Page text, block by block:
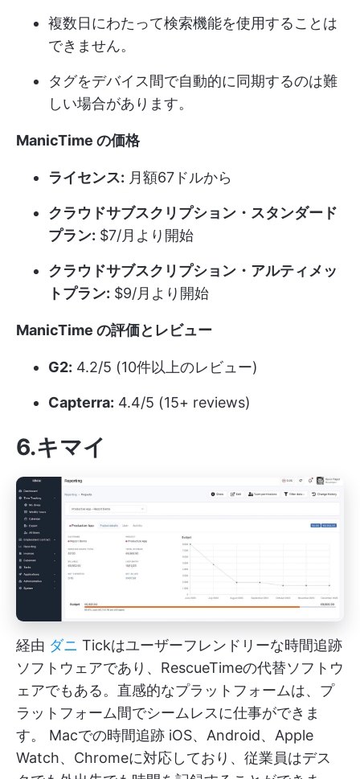
複数日にわたって検索機能を使用することは
できません。
タグをデバイス間で自動的に同期するのは難
しい場合があります。
ManicTime の価格
ライセンス: 月額67ドルから
クラウドサブスクリプション・スタンダード
プラン: $7/月より開始
クラウドサブスクリプション・アルティメッ
トプラン: $9/月より開始
ManicTime の評価とレビュー
G2: 4.2/5 (10件以上のレビュー)
Capterra: 4.4/5 (15+ reviews)
6.キマイ
経由 ダニ Tickはユーザーフレンドリーな時間追跡
ソフトウェアであり、RescueTimeの代替ソフトウ
ェアでもある。直感的なプラットフォームは、プ
ラットフォーム間でシームレスに仕事ができま
す。 Macでの時間追跡 iOS、Android、Apple
Watch、Chromeに対応しており、従業員はデス